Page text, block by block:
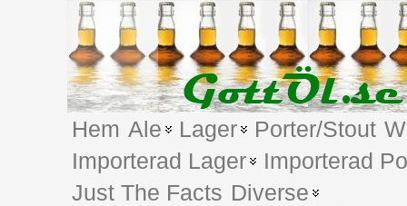
Hem Ale Lager Porter/Stout
Importerad Lager
Importerad
Just The Facts Diverse